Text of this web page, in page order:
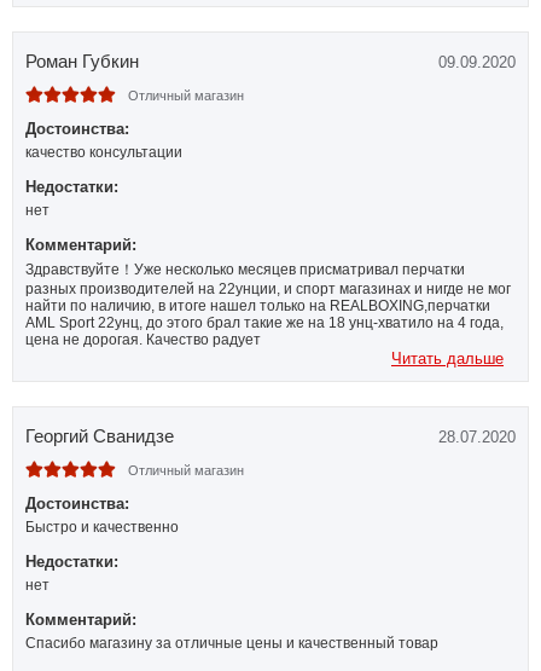
Роман Губкин 09.09.2020
Отличный магазин
Достоинства:
качество консультации
Недостатки:
нет
Комментарий:
Здравствуйте！Уже несколько месяцев присматривал перчатки
разных производителей на 22унции, и спорт магазинах и нигде не мог
найти по наличию, в итоге нашел только на REALBOXING,перчатки
AML Sport 22унц, до этого брал такие же на 18 унц-хватило на 4 года,
цена не дорогая. Качество радует
Читать дальше
Георгий Сванидзе 28.07.2020
Отличный магазин
Достоинства:
Быстро и качественно
Недостатки:
нет
Комментарий:
Спасибо магазину за отличные цены и качественный товар